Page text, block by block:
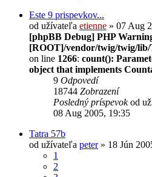
Este 9 prispevkov...
od užívateľa etienne » 07 Aug
[phpBB Debug] PHP
[ROOT]/vendor/twig/twig/
on line 1266: count():
object that implements
9 Odpovedí
18744 Zobrazení
Posledný príspevokod
08 Aug 2005, 19:35
Tatra 57b
od užívateľa peter» 18 Jún
1
2